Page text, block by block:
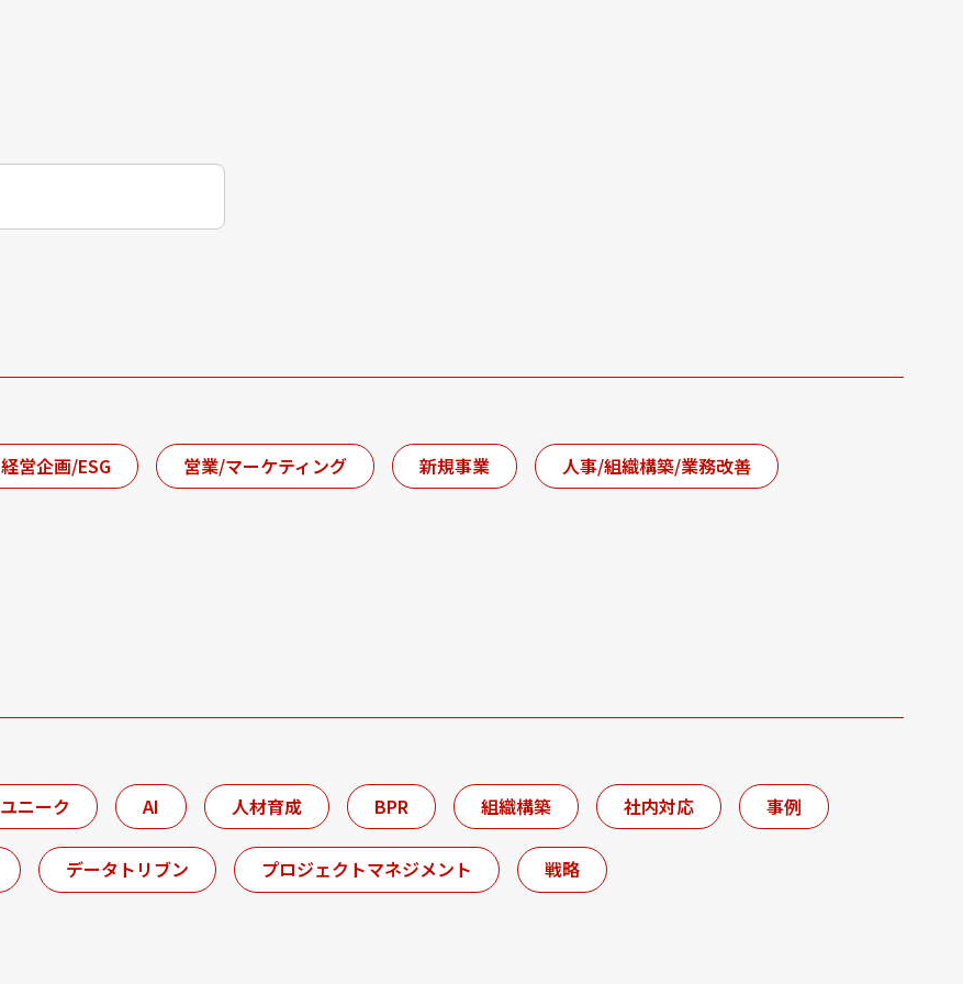
経営企画/ESG 営業/マーケティング 新規事業 人事/組織構築/業務改善
ユニーク AI 人材育成 BPR 組織構築 社内対応 事例
データトリブン プロジェクトマネジメント 戦略